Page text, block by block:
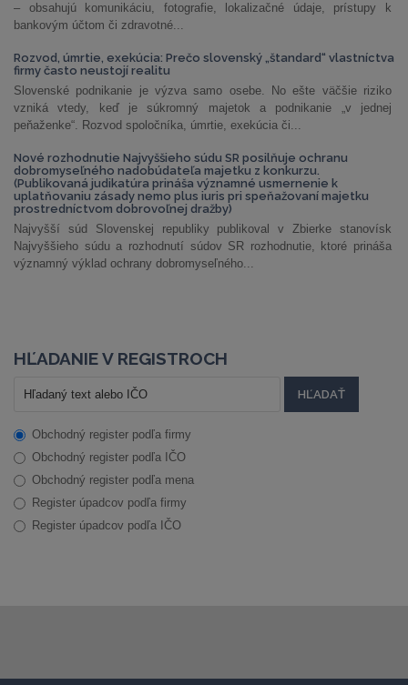
– obsahujú komunikáciu, fotografie, lokalizačné údaje, prístupy k
bankovým účtom či zdravotné...
Rozvod, úmrtie, exekúcia: Prečo slovenský „štandard“ vlastníctva
firmy často neustojí realitu
Slovenské podnikanie je výzva samo osebe. No ešte väčšie riziko
vzniká vtedy, keď je súkromný majetok a podnikanie „v jednej
peňaženke“. Rozvod spoločníka, úmrtie, exekúcia či...
Nové rozhodnutie Najvyššieho súdu SR posilňuje ochranu
dobromyseľného nadobúdateľa majetku z konkurzu.
(Publikovaná judikatúra prináša významné usmernenie k
uplatňovaniu zásady nemo plus iuris pri speňažovaní majetku
prostredníctvom dobrovoľnej dražby)
Najvyšší súd Slovenskej republiky publikoval v Zbierke stanovísk
Najvyššieho súdu a rozhodnutí súdov SR rozhodnutie, ktoré prináša
významný výklad ochrany dobromyseľného...
HĽADANIE V REGISTROCH
Obchodný register podľa firmy
Obchodný register podľa IČO
Obchodný register podľa mena
Register úpadcov podľa firmy
Register úpadcov podľa IČO